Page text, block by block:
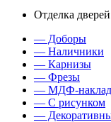
Отделка дверей
— Доборы
— Наличники
— Карнизы
— Фрезы
— МДФ-
— С рисунком
—